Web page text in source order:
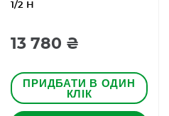
1/2 Н
13 780 ₴
ПРИДБАТИ В ОДИН
КЛІК